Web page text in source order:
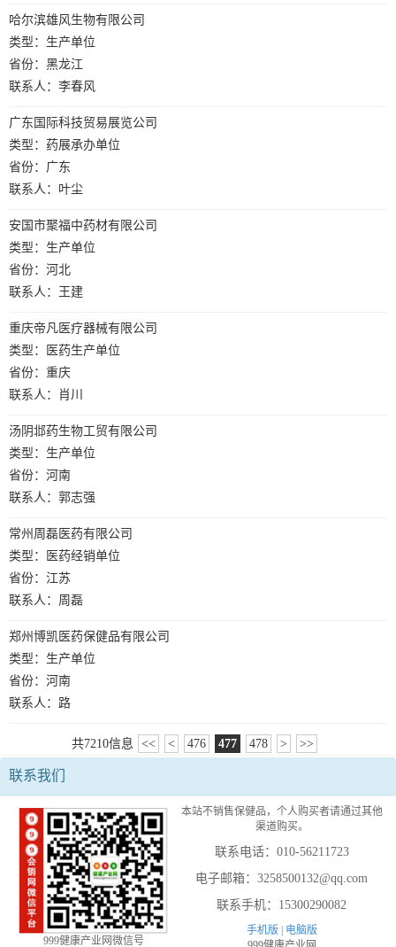
哈尔滨雄风生物有限公司
类型：生产单位
省份：黑龙江
联系人：李春风
广东国际科技贸易展览公司
类型：药展承办单位
省份：广东
联系人：叶尘
安国市聚福中药材有限公司
类型：生产单位
省份：河北
联系人：王建
重庆帝凡医疗器械有限公司
类型：医药生产单位
省份：重庆
联系人：肖川
汤阴邶药生物工贸有限公司
类型：生产单位
省份：河南
联系人：郭志强
常州周磊医药有限公司
类型：医药经销单位
省份：江苏
联系人：周磊
郑州博凯医药保健品有限公司
类型：生产单位
省份：河南
联系人：路
共7210信息 << < 476 477 478 > >>
联系我们
999健康产业网微信号
本站不销售保健品，个人购买者请通过其他
渠道购买。
联系电话：010-56211723
电子邮箱：3258500132@qq.com
联系手机：15300290082
手机版 |
电脑版